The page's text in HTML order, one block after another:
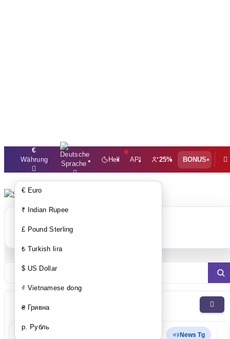
€
Währung
€ Euro
₹ Indian Rupee
£ Pound Sterling
₺ Turkish lira
$ US Dollar
₫ Vietnamese dong
₴ Гривна
р. Рубль
Sprache
Hell API 25% BONUS
Instagram-Foll
Warenkorb ist noch leer.
Kategorien
News Tg